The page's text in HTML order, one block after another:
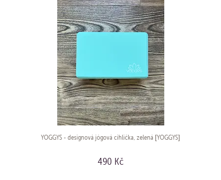
YOGGYS - designová jógová cihlička, zelená [YOGGYS]
490 Kč